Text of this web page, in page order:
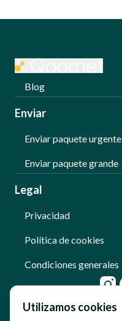
Blog
Enviar
Enviar paquete urgente
Enviar paquete grande
Legal
Privacidad
Política de cookies
Condiciones generales
Utilizamos cookies